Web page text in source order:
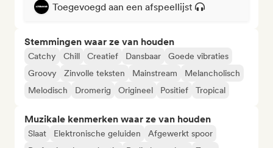
Toegevoegd aan een afspeellijst
Stemmingen waar ze van houden
Catchy Chill Creatief Dansbaar
Goede vibraties
Groovy
Zinvolle teksten Mainstream
Melancholisch
Melodisch
Dromerig Origineel Positief Tropical
Muzikale kenmerken waar ze van houden
Slaat Elektronische geluiden
Afgewerkt spoor